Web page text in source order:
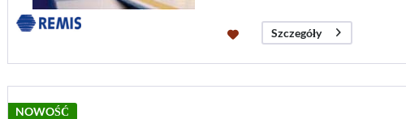
Szczegóły
NOWOŚĆ